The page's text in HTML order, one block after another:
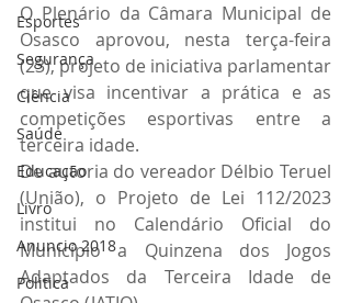
Esportes
Segurança
Ciência
Saúde
Educação
Livro
Anuncio 2018
Politica
O Plenário da Câmara Municipal de
Osasco aprovou, nesta terça-feira
(23), projeto de iniciativa parlamentar
que visa incentivar a prática e as
competições esportivas entre a
terceira idade.
De autoria do vereador Délbio Teruel
(União), o Projeto de Lei 112/2023
institui no Calendário Oficial do
Município a Quinzena dos Jogos
Adaptados da Terceira Idade de